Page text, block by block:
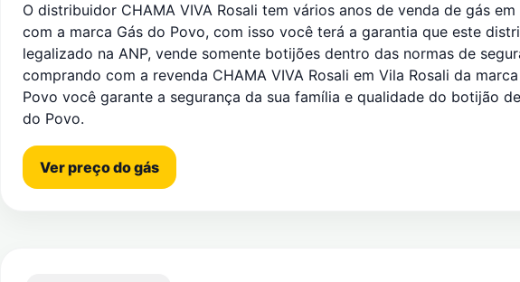
O distribuidor CHAMA VIVA Rosali tem vários anos de venda de gás em
com a marca Gás do Povo, com isso você terá a garantia que este
legalizado na ANP, vende somente botijões dentro das normas de
comprando com a revenda CHAMA VIVA Rosali em Vila Rosali da
Povo você garante a segurança da sua família e qualidade do botijão
do Povo.
Ver preço do gás